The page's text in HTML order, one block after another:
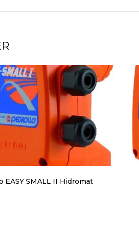
EASY SMALL II Hidromat